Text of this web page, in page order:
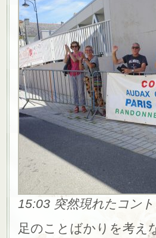
15:03 突然現れたコン
足のことばかりを考え